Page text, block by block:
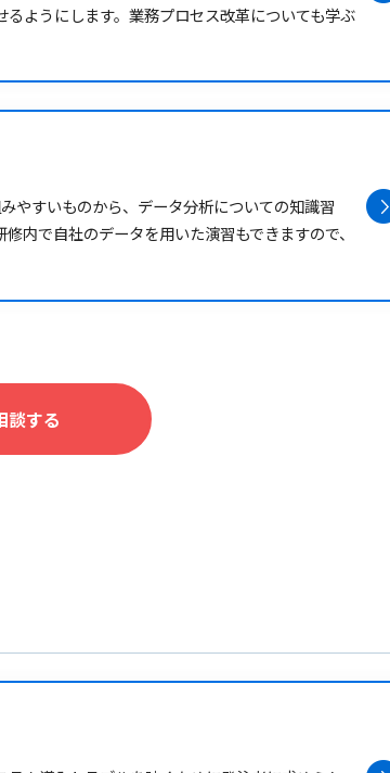
ようにします。業務プロセス改革についても学ぶ
やすいものから、データ分析についての知識習
内で自社のデータを用いた演習もできますので、
談する